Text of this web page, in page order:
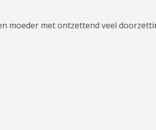
moeder met ontzettend veel